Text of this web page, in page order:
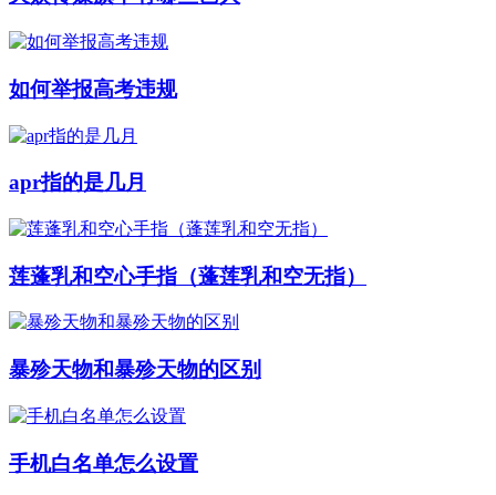
如何举报高考违规
apr指的是几月
莲蓬乳和空心手指（蓬莲乳和空无指）
暴殄天物和暴殄天物的区别
手机白名单怎么设置